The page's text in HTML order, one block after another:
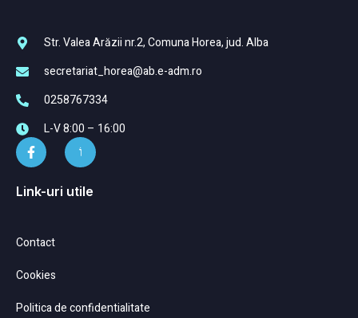
Str. Valea Arăzii nr.2, Comuna Horea, jud. Alba
secretariat_horea@ab.e-adm.ro
0258767334
L-V 8:00 – 16:00
Link-uri utile
Contact
Cookies
Politica de confidentialitate